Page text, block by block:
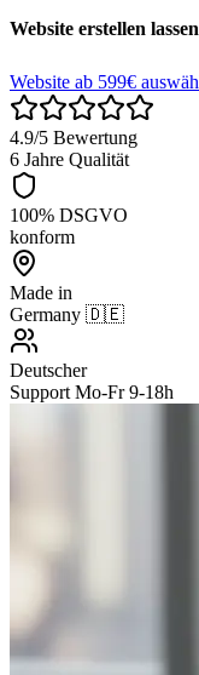
Website erstellen
Website ab 599€
4.9/5 Bewertung
6 Jahre Qualität
100% DSGVO
konform
Made in
Germany 🇩🇪
Deutscher
Support Mo-Fr 9-18h